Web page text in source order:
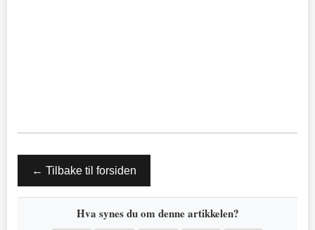
← Tilbake til forsiden
Hva synes du om denne artikkelen?